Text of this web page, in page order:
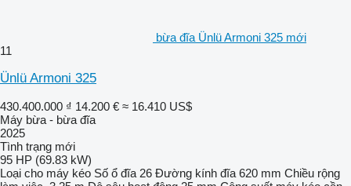
bừa đĩa Ünlü Armoni 325 mới
11
Ünlü Armoni 325
430.400.000 ₫ 14.200 € ≈ 16.410 US$
Máy bừa - bừa đĩa
2025
Tình trạng mới
95 HP (69.83 kW)
Loại cho máy kéo Số ổ đĩa 26 Đường kính đĩa 620 mm Chiều rộng